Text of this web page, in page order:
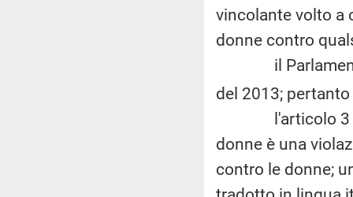
vincolante volto a
donne contro
il Parlamento
del 2013;
l'articolo 3
donne è una
contro le donne;